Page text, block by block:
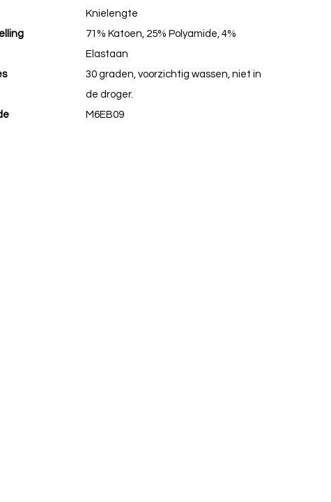
Knielengte
71% Katoen, 25% Polyamide, 4%
Elastaan
30 graden, voorzichtig wassen, niet in
de droger.
M6EB09